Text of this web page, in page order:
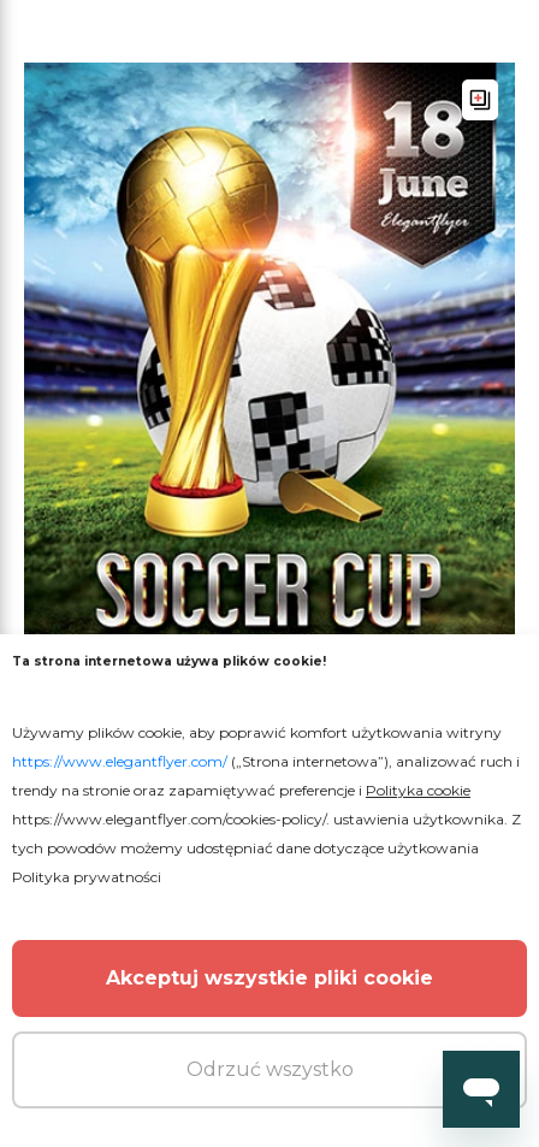
Premium
Puchar Mistrzostw w Piłce Nożnej
Ta strona internetowa używa plików cookie!
Używamy plików cookie, aby poprawić komfort użytkowania witryny
https://www.elegantflyer.com/(„Strona internetowa”), analizować ruch i
trendy na stronie oraz zapamiętywać preferencje i Polityka cookie
https://www.elegantflyer.com/cookies-policy/. ustawienia użytkownika. Z
tych powodów możemy udostępniać dane dotyczące użytkowania
Polityka prywatności
Akceptuj wszystkie pliki cookie
Odrzuć wszystko